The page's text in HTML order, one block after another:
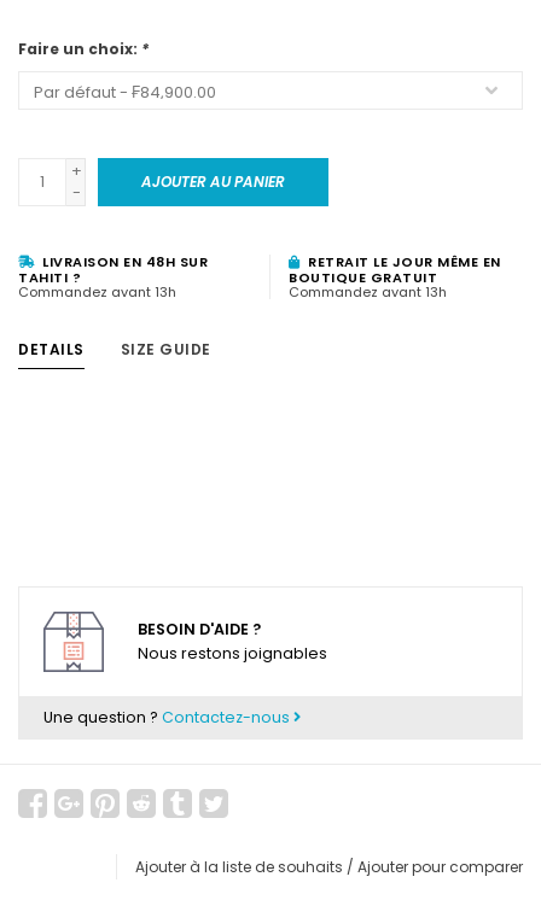
Faire un choix: *
+
-
AJOUTER AU PANIER
LIVRAISON EN 48H SUR
TAHITI ?
Commandez avant 13h
RETRAIT LE JOUR MÊME EN
BOUTIQUE GRATUIT
Commandez avant 13h
DETAILS SIZE GUIDE
BESOIN D'AIDE ?
Nous restons joignables
Une question ? Contactez-nous
Ajouter à la liste de souhaits / Ajouter pour comparer